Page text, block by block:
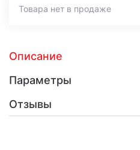
Товара нет в продаже
Описание
Параметры
Отзывы